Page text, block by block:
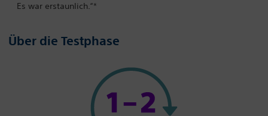
Es war erstaunlich.“*
Über die Testphase